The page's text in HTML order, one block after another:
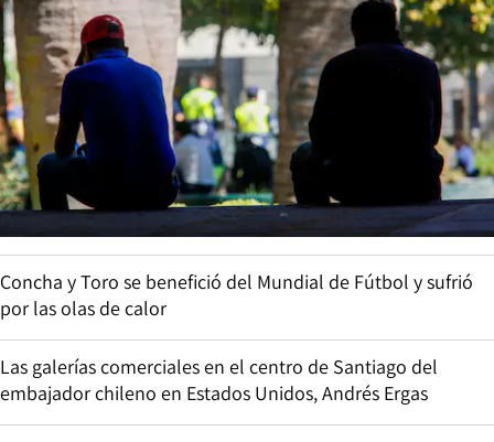
Concha y Toro se benefició del Mundial de Fútbol y sufrió
por las olas de calor
Las galerías comerciales en el centro de Santiago del
embajador chileno en Estados Unidos, Andrés Ergas